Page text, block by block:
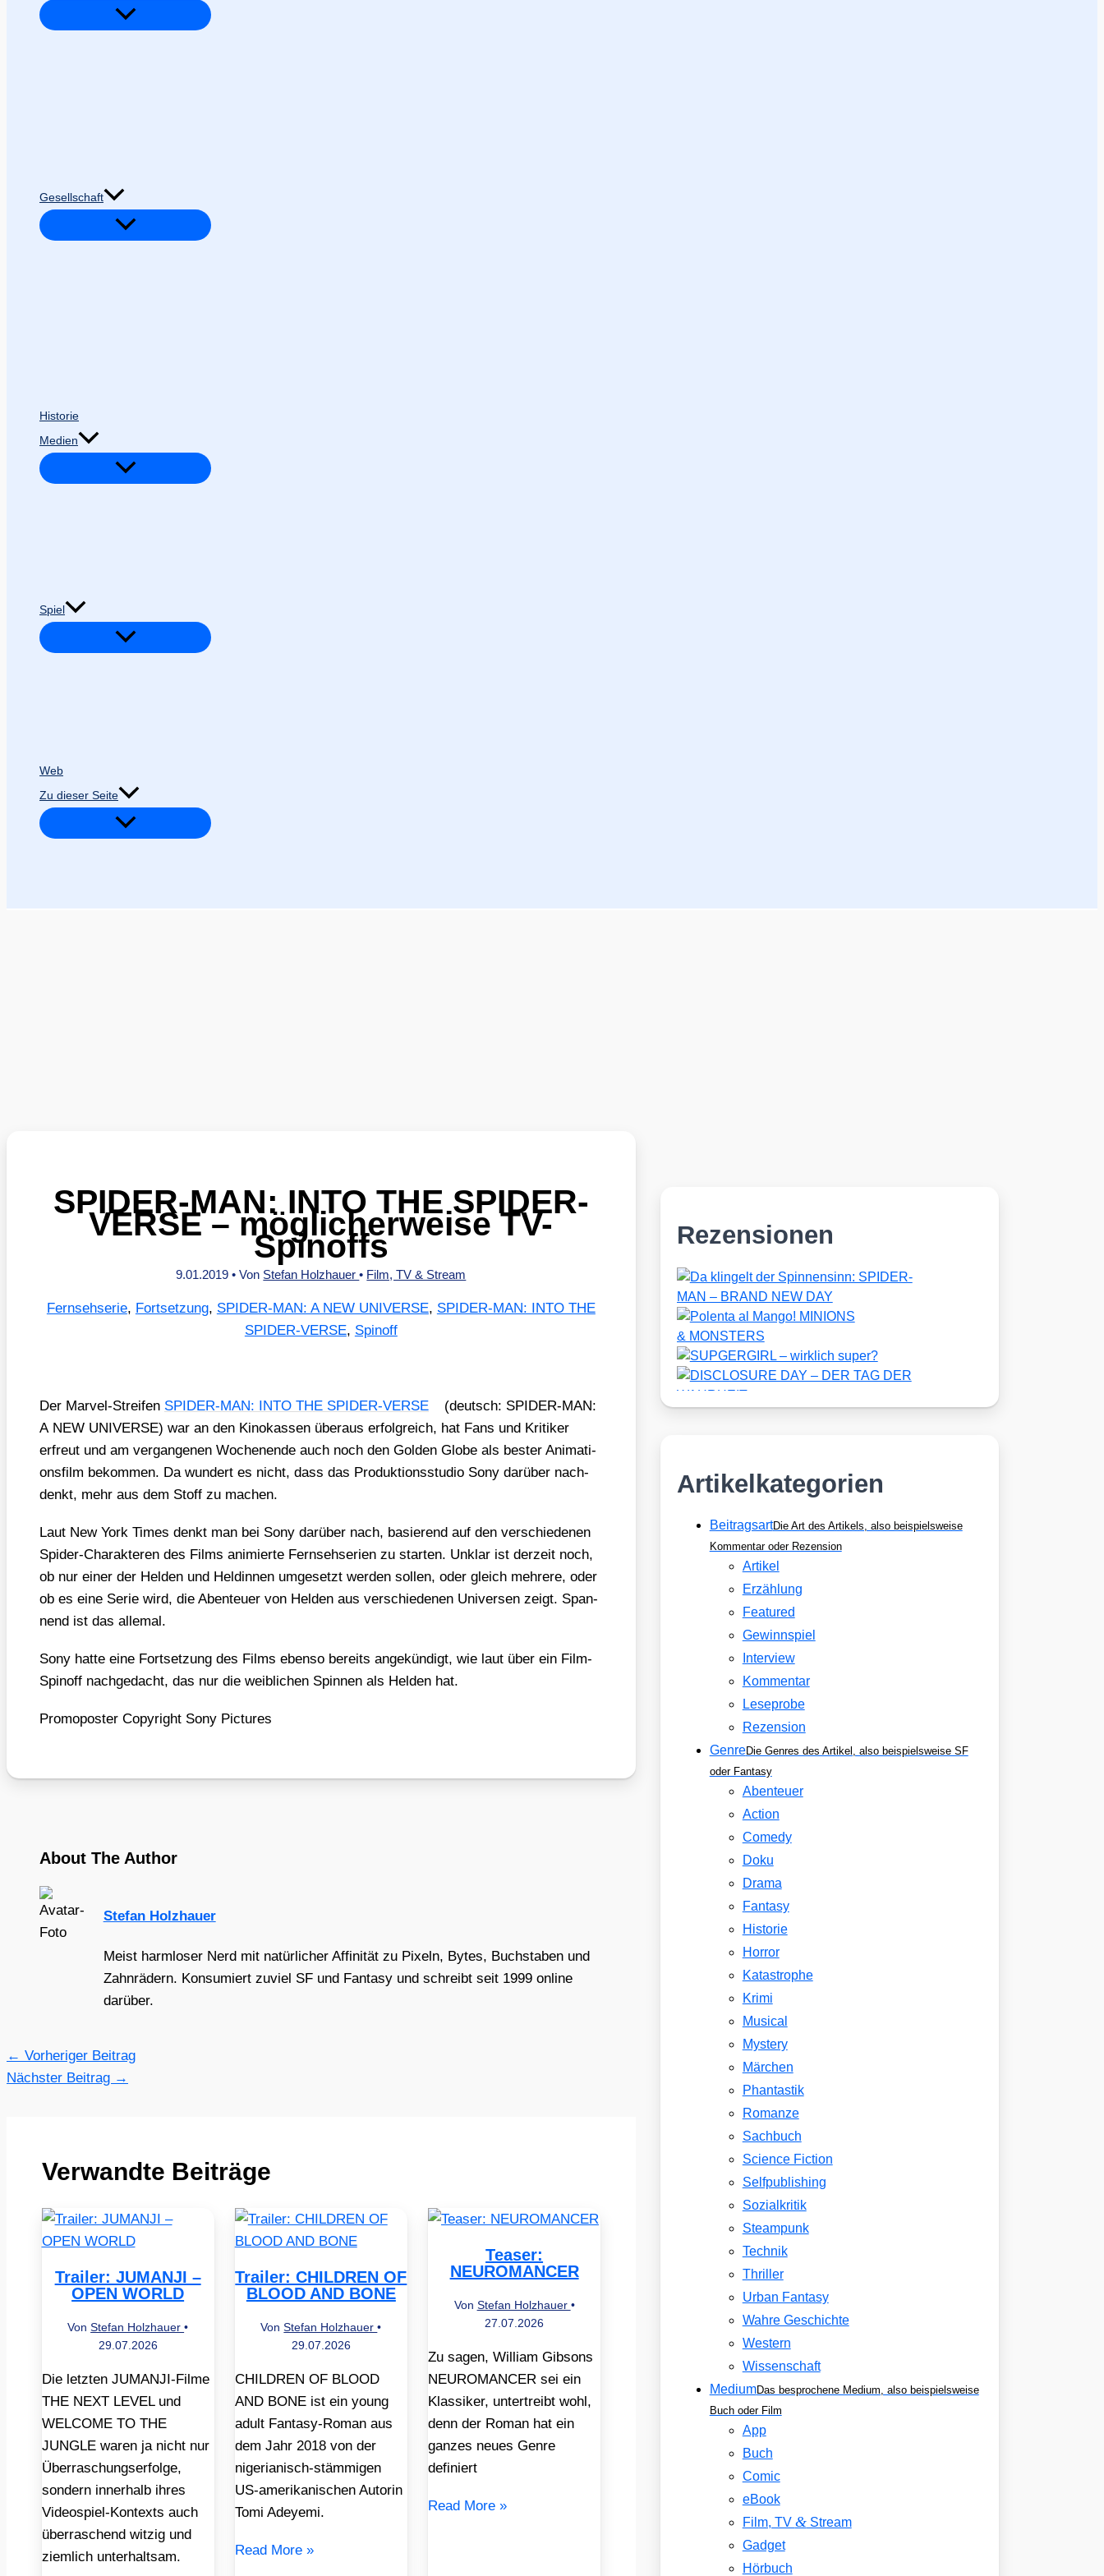
Gesellschaft
Historie
Medien
Spiel
Web
Zu dieser Seite
SPIDER-MAN: INTO THE SPIDER-
VERSE – möglicherweise TV-
Spinoffs
9.01.2019• Von Stefan Holzhauer• Film, TV & Stream
Fernsehserie, Fortsetzung, SPIDER-MAN: A NEW UNIVERSE, SPIDER-MAN: INTO THE
SPIDER-VERSE, Spinoff
Der Mar­vel-Strei­fen SPIDER-MAN: INTO THE SPIDER-VERSE
(deutsch: SPIDER-MAN:
A NEW UNIVERSE) war an den Kino­kas­sen über­aus erfolg­reich, hat Fans und Kri­ti­ker
erfreut und am ver­gan­ge­nen Wochen­en­de auch noch den Gol­den Glo­be als bes­ter Ani­ma­ti­
ons­film bekom­men. Da wun­dert es nicht, dass das Pro­duk­ti­ons­stu­dio Sony dar­über nach­
denkt, mehr aus dem Stoff zu machen.
Laut New York Times denkt man bei Sony dar­über nach, basie­rend auf den ver­schie­de­nen
Spi­der-Cha­rak­te­ren des Films ani­mier­te Fern­seh­se­ri­en zu star­ten. Unklar ist der­zeit noch,
ob nur einer der Hel­den und Hel­din­nen umge­setzt wer­den sol­len, oder gleich meh­re­re, oder
ob es eine Serie wird, die Aben­teu­er von Hel­den aus ver­schie­de­nen Uni­ver­sen zeigt. Span­
nend ist das alle­mal.
Sony hat­te eine Fort­set­zung des Films eben­so bereits ange­kün­digt, wie laut über ein Film-
Spin­off nach­ge­dacht, das nur die weib­li­chen Spin­nen als Hel­den hat.
Pro­mo­pos­ter Copy­right Sony Pic­tures
About The Author
Stefan Holzhauer
Meist harmloser Nerd mit natürlicher Affinität zu Pixeln, Bytes, Buchstaben und
Zahnrädern. Konsumiert zuviel SF und Fantasy und schreibt seit 1999 online
darüber.
← Vorheriger Beitrag
Nächster Beitrag →
Verwandte Beiträge
Trailer: JUMANJI –
OPEN WORLD
VonStefan Holzhauer•
29.07.2026
Die letzten JUMANJI-Filme
THE NEXT LEVEL und
WELCOME TO THE
JUNGLE waren ja nicht nur
Überraschungserfolge,
sondern innerhalb ihres
Videospiel-Kontexts auch
überraschend witzig und
ziemlich unterhaltsam.
Trailer: CHILDREN OF
BLOOD AND BONE
VonStefan Holzhauer•
29.07.2026
CHILDREN OF BLOOD
AND BONE ist ein young
adult Fantasy-Roman aus
dem Jahr 2018 von der
nigerianisch-stämmigen
US-amerikanischen Autorin
Tomi Adeyemi.
Read More »
Teaser:
NEUROMANCER
Von Stefan Holzhauer •
27.07.2026
Zu sagen, William Gibsons
NEUROMANCER sei ein
Klassiker, untertreibt wohl,
denn der Roman hat ein
ganzes neues Genre
definiert
Read More »
Rezensionen
Artikelkategorien
BeitragsartDie Art des Artikels, also beispielsweise
Kommentar oder Rezension
Artikel
Erzählung
Featured
Gewinnspiel
Interview
Kommentar
Leseprobe
Rezension
GenreDie Genres des Artikel, also beispielsweise SF
oder Fantasy
Abenteuer
Action
Comedy
Doku
Drama
Fantasy
Historie
Horror
Katastrophe
Krimi
Musical
Mystery
Märchen
Phantastik
Romanze
Sachbuch
Science Fiction
Selfpublishing
Sozialkritik
Steampunk
Technik
Thriller
Urban Fantasy
Wahre Geschichte
Western
Wissenschaft
MediumDas besprochene Medium, also beispielsweise
Buch oder Film
App
Buch
Comic
eBook
Film, TV &Stream
Gadget
Hörbuch